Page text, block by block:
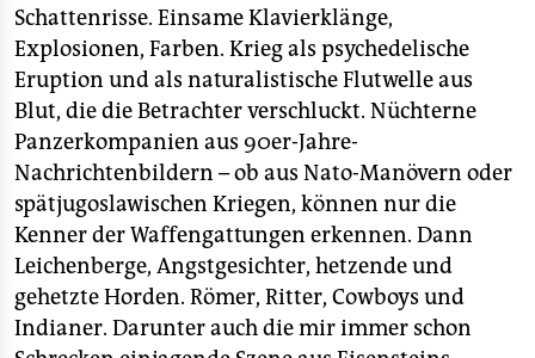
Schattenrisse. Einsame Klavierklänge,
Explosionen, Farben. Krieg als psychedelische
Eruption und als naturalistische Flutwelle aus
Blut, die die Betrachter verschluckt. Nüchterne
Panzerkompanien aus 90er-Jahre-
Nachrichtenbildern – ob aus Nato-Manövern oder
spätjugoslawischen Kriegen, können nur die
Kenner der Waffengattungen erkennen. Dann
Leichenberge, Angstgesichter, hetzende und
gehetzte Horden. Römer, Ritter, Cowboys und
Indianer. Darunter auch die mir immer schon